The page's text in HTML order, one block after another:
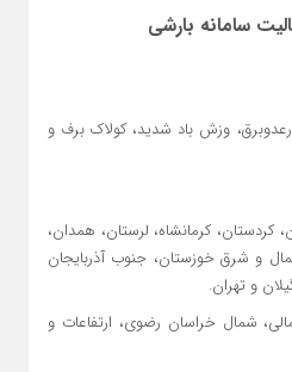
سامانه بارشی
وزش باد شدید، کولاک برف و
زنجان، کردستان، کرمانشاه، لرستان، همدان،
و شرق خوزستان، جنوب آذربایجان
و تهران.
خراسان شمالی، شمال خراسان رضوی، ارتفاعات و